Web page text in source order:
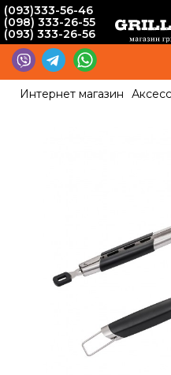
(093)333-56-46
(098) 333-26-55
(093) 333-26-56
Интернет магазин